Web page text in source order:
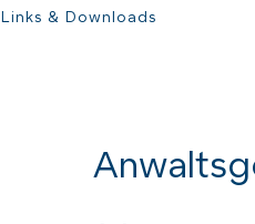
Links & Downloads